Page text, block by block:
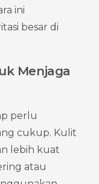
ini
besar di
Menjaga
perlu
cukup. Kulit
lebih kuat
atau